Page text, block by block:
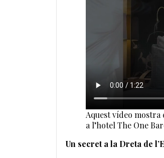
Aquest vídeo mostra
a l’hotel The One
Un secret a la Dreta de